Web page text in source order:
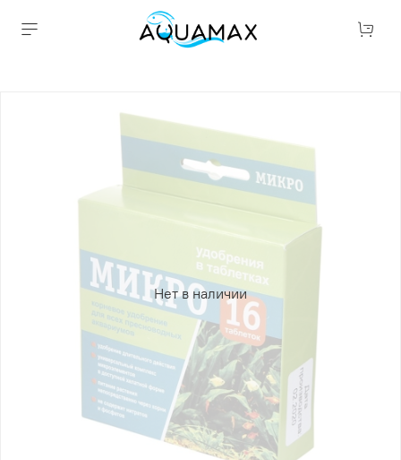
Нет в наличии